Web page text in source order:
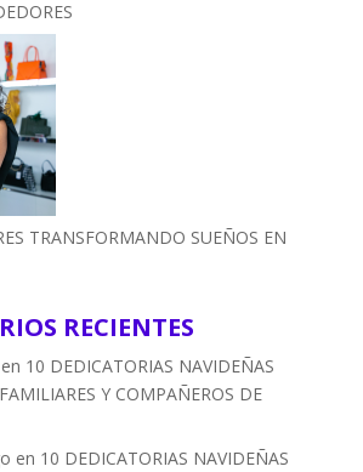
TRANSFORMANDO SUEÑOS EN
RECIENTES
en 10 DEDICATORIAS NAVIDEÑAS
Y COMPAÑEROS DE
en 10 DEDICATORIAS NAVIDEÑAS